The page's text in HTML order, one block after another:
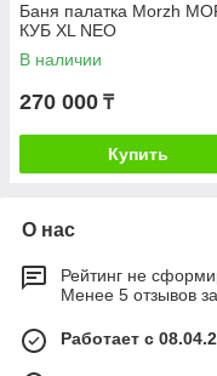
Баня палатка Morzh
КУБ XL NEO
В наличии
270 000 ₸
Купить
О нас
Рейтинг не
Менее 5 отзывов
Работает с